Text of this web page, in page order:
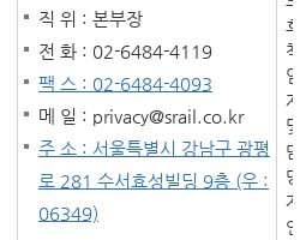
직 위 : 본부장
전 화 : 02-6484-4119
팩 스 : 02-6484-4093
메 일 : privacy@srail.co.kr
주 소 : 서울특별시 강남구 광평
로 281 수서효성빌딩 9층 (우 :
06349)
호
책
임
자
및
담
당
자
연